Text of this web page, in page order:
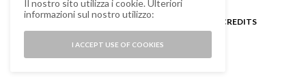
CREDITS
Il nostro sito utilizza i cookie. Ulteriori
informazioni sul nostro utilizzo:
I ACCEPT USE OF COOKIES